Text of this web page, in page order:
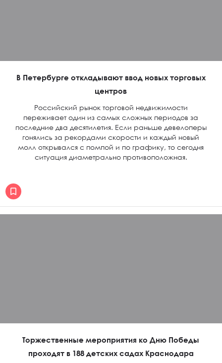
В Петербурге откладывают ввод новых торговых
центров
Российский рынок торговой недвижимости
переживает один из самых сложных периодов за
последние два десятилетия. Если раньше девелоперы
гонялись за рекордами скорости и каждый новый
молл открывался с помпой и по графику, то сегодня
ситуация диаметрально противоположная.
Торжественные мероприятия ко Дню Победы
проходят в 188 детских садах Краснодара